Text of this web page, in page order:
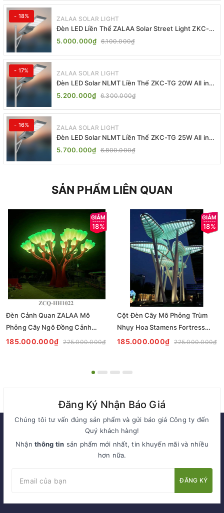
- 18% ZALAA SOLAR LIGHT
Đèn LED Liền Thể ZALAA Solar Street Light ZKC-
TG 20W 25W 30W All In One
5.000.000₫ 6.100.000₫
- 17% ZALAA SOLAR LIGHT
Đèn LED Solar NLMT Liền Thể ZKC-TG 20W All in
One | ZALAA Street Light
5.200.000₫ 6.300.000₫
- 16% ZALAA SOLAR LIGHT
Đèn LED Solar NLMT Liền Thể ZKC-TG 25W All in
One | ZALAA Street Light
5.700.000₫ 6.800.000₫
SẢN PHẨM LIÊN QUAN
18%
Đèn Cảnh Quan ZALAA Mô
Phỏng Cây Ngô Đồng Cảnh
ZCQ-HH1022 Sycamore Trees
185.000.000₫ 225.000.000₫
18%
Cột Đèn Cây Mô Phỏng Trùm
Nhụy Hoa Stamens Fortress
ZCQ-HH1021 ZALAA Chiếu
185.000.000₫ 225.000.000₫
Đăng Ký Nhận Báo Giá
Chúng tôi tư vấn đúng sản phẩm và gửi báo giá Công ty đến
Quý khách hàng!
Nhậnthông tin sản phẩm mới nhất, tin khuyến mãi và nhiều
hơn nữa.
ĐĂNG KÝ